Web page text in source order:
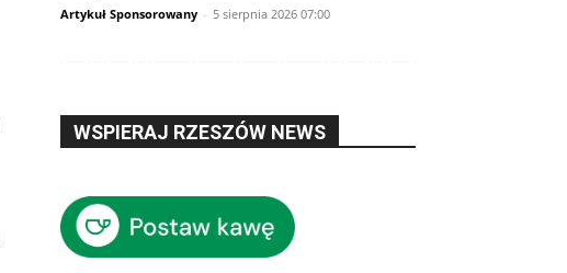
Artykuł Sponsorowany - 5 sierpnia 2026 07:00
WSPIERAJ RZESZÓW NEWS